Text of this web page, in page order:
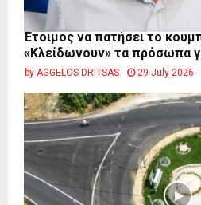
Έτοιμος να πατήσει το
«Κλείδωνουν» τα πρόσωπα
by AGGELOS DRITSAS 29 July 2026